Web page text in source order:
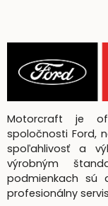
Motorcraft je
spoločnosti Ford,
spoľahlivosť a
výrobným
podmienkach sú
profesionálny